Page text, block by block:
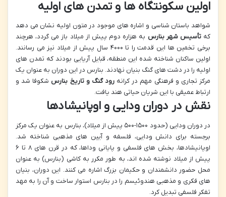
اولین سکونتگاه ها و تمدن های اولیه
شواهد باستان شناسی و اشاره های موجود در متون اولیه نشان می دهد
کهتأسیس شهر بنارس به هزاره دوم پیش از میلاد باز می گردد، هرچند
برخی تخمین ها این قدمت را تا ۴۰۰۰ سال پیش از میلاد نیز می رسانند.
اولین ساکنان شناخته شده این منطقه، قبایل آریایی بودند که تمدن های
اولیه را در دشت های گنگ بنیان نهادند. بنارس در این دوران به عنوان یک
مرکز تجاری و فرهنگی مهم در کرانه رود گنگ و تاریخ بنارس شکوفا شد و
ارتباط عمیقی با این شریان حیاتی هند یافت.
نقش در دوران ودایی و اوپانیشادها
در دوران ودایی (حدود ۱۵۰۰-۵۰۰ پیش از میلاد)، بنارس به عنوان یک مرکز
برجسته برای دانش ودایی، فلسفه و آیین های مذهبی شناخته شد.
اوپانیشادها، بخش های فلسفی و پایانی وداها، که در قرن های ۸ تا ۶
پیش از میلاد نوشته شده اند، به طور مکرر به کاشی (بنارس) به عنوان
محل حضور دانشمندان و حکیمان بزرگ اشاره می کنند. این دوران، بنیان
های فکری و مذهبی هندوئیسم را در بنارس استوار ساخت و آن را به مهد
تفکر فلسفی تبدیل کرد.